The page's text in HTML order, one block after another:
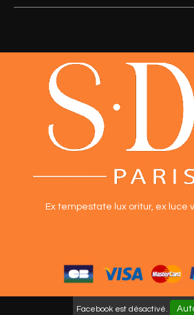
Ex tempestate lux oritur, ex luce
Facebook est désactivé.